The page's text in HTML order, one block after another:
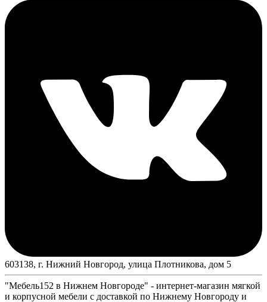
603138, г. Нижний Новгород, улица Плотникова, дом 5
"Мебель152 в Нижнем Новгороде" - интернет-магазин мягкой
и корпусной мебели с доставкой по Нижнему Новгороду и